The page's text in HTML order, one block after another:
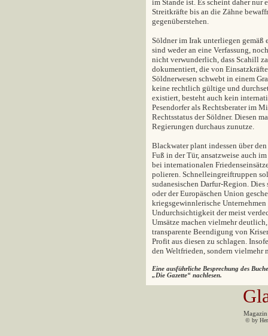
im Stande ist. Es scheint daher nur
Streitkräfte bis an die Zähne
gegenüberstehen.
Söldner im Irak unterliegen gemäß
sind weder an eine Verfassung,
nicht verwunderlich, dass Scahill
dokumentiert, die von
Söldnerwesen schwebt in einem
keine rechtlich gültige und
existiert, besteht auch kein
Pesendorfer als Rechtsberater im
Rechtsstatus der Söldner. Diesen
Regierungen durchaus zunutze.
Blackwater plant indessen über
Fuß in der Tür, ansatzweise auch
bei internationalen
polieren. Schnelleingreiftruppen
sudanesischen Darfur-Region.
oder der Europäschen Union
kriegsgewinnlerische
Undurchsichtigkeit der meist
Umsätze machen vielmehr
transparente Beendigung von
Profit aus diesen zu schlagen.
den Weltfrieden, sondern vielmehr
Eine ausführliche Besprechung des
„Die Gazette“ nachlesen.
G
© by